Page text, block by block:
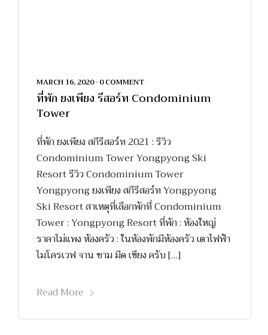
MARCH 16, 2020 • 0 COMMENT
ที่พัก ยงเพียง รีสอร์ท Condominium
Tower
ที่พัก ยงเพียง สกีรีสอร์ท 2021 : รีวิว
Condominium Tower Yongpyong Ski
Resort รีวิว Condominium Tower
Yongpyong ยงเพียง สกีรีสอร์ท Yongpyong
Ski Resort สาเหตุที่เลือกพักที่ Condominium
Tower : Yongpyong Resort ที่พัก : ห้องใหญ่
ราคาไม่แพง ห้องครัว : ในห้องพักมีห้องครัว เตาไฟฟ้า
ไมโครเวฟ จาน ชาม มีด เขียง ครับ […]
Read More